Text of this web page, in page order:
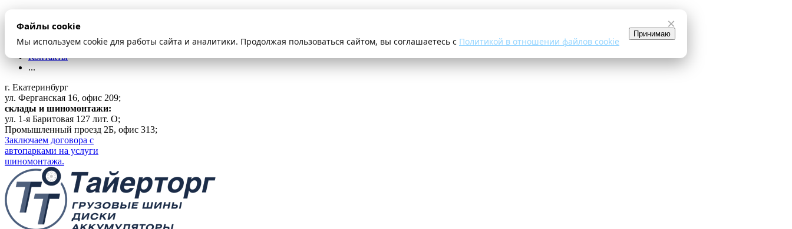
×
Файлы cookie
Мы используем cookie для работы сайта и аналитики. Продолжая пользоваться сайтом, вы соглашаетесь с Политикой в отношении файлов cookie
Принимаю
Оплата и доставка
Шиномонтаж
Контакты
...
г. Екатеринбург
ул. Ферганская 16, офис 209;
склады и шиномонтажи:
ул. 1-я Баритовая 127 лит. О;
Промышленный проезд 2Б, офис 313;
Заключаем договора с
автопарками на услуги
шиномонтажа.